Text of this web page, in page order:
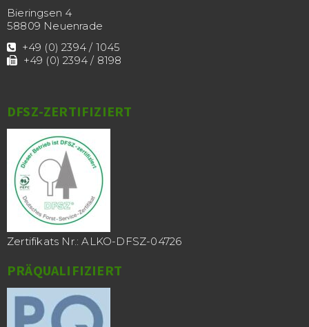
Bieringsen 4
58809 Neuenrade
+49 (0) 2394 / 1045
+49 (0) 2394 / 8198
DFSZ-ZERTIFIZIERT
Zertifikats Nr.: ALKO-DFSZ-04726
PRÄQUALIFIZIERT